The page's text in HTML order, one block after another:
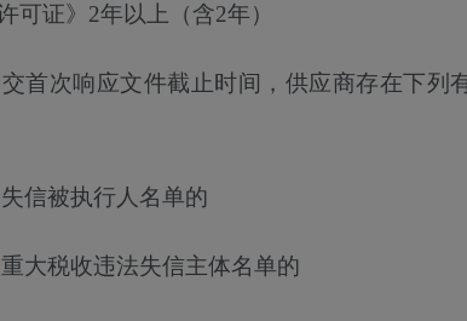
可证》 2年以上（含2年）
首次响应文件截止时间，供应商存在下列
信被执行人名单的
重大税收违法失信主体名单的